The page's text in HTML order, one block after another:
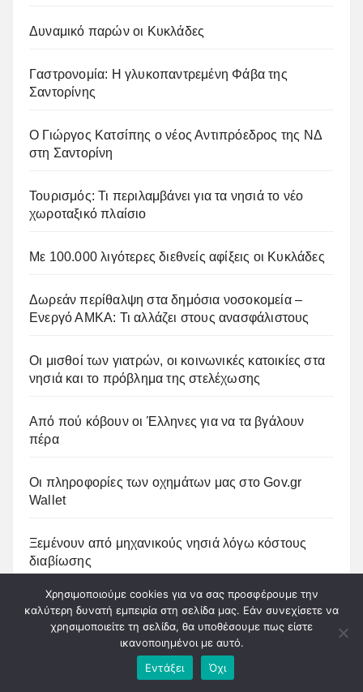
Δυναμικό παρών οι Κυκλάδες
Γαστρονομία: Η γλυκοπαντρεμένη Φάβα της
Σαντορίνης
Ο Γιώργος Κατσίπης ο νέος Αντιπρόεδρος της ΝΔ
στη Σαντορίνη
Τουρισμός: Τι περιλαμβάνει για τα νησιά το νέο
χωροταξικό πλαίσιο
Με 100.000 λιγότερες διεθνείς αφίξεις οι Κυκλάδες
Δωρεάν περίθαλψη στα δημόσια νοσοκομεία –
Ενεργό ΑΜΚΑ: Τι αλλάζει στους ανασφάλιστους
Οι μισθοί των γιατρών, οι κοινωνικές κατοικίες στα
νησιά και το πρόβλημα της στελέχωσης
Από πού κόβουν οι Έλληνες για να τα βγάλουν
πέρα
Οι πληροφορίες των οχημάτων μας στο Gov.gr
Wallet
Ξεμένουν από μηχανικούς νησιά λόγω κόστους
διαβίωσης
Η Santo Wines αποκτά νέο δίκτυο διανομής
κρασιών
Έναρξη λειτουργίας εξέτασης Οστικής πυκνότητας
στο Γενικό Νοσοκομείο Σύρου
Χρησιμοποιούμε cookies για να σας προσφέρουμε την
καλύτερη δυνατή εμπειρία στη σελίδα μας. Εάν συνεχίσετε να
χρησιμοποιείτε τη σελίδα, θα υποθέσουμε πως είστε
ικανοποιημένοι με αυτό.
Εντάξει
Όχι